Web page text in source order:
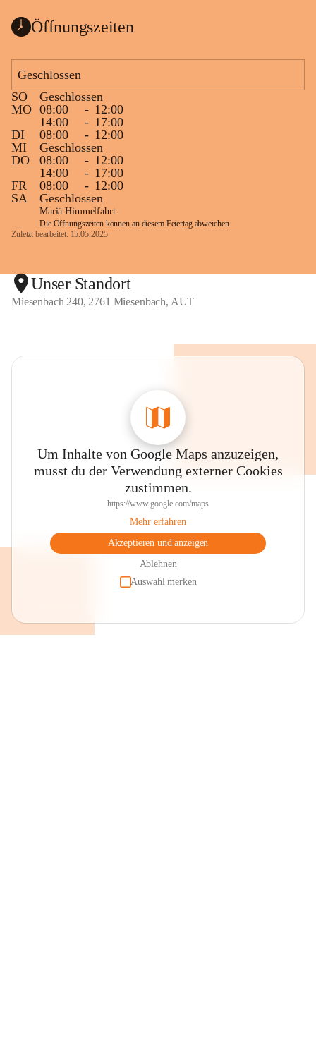
Öffnungszeiten
Geschlossen
SO
Geschlossen
MO 08:00 - 12:00
14:00
- 17:00
DI
08:00 - 12:00
MI
Geschlossen
DO
08:00 - 12:00
14:00
- 17:00
FR
08:00 - 12:00
SA
Geschlossen
Mariä Himmelfahrt:
Die Öffnungszeiten können an diesem Feiertag abweichen.
Zuletzt bearbeitet: 15.05.2025
Unser Standort
Miesenbach 240, 2761 Miesenbach, AUT
Um Inhalte von Google Maps anzuzeigen,
musst du der Verwendung externer Cookies
zustimmen.
https://www.google.com/maps
Mehr erfahren
Akzeptieren und anzeigen
Ablehnen
Auswahl merken